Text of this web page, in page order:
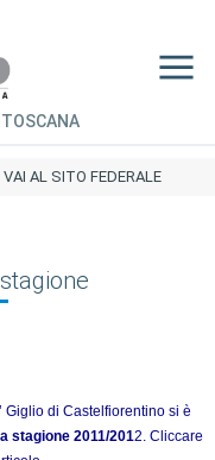
VAI AL SITO FEDERALE
Giglio di Castelfiorentino si è
stagione 2011/2012. Cliccare